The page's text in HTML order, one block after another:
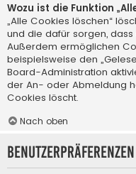
Wozu ist die Funktion
„Alle Cookies löschen“
und die dafür sorgen,
Außerdem ermöglichen
beispielsweise den
Board-Administration
der An- oder Abmeldung
Cookies löscht.
Nach oben